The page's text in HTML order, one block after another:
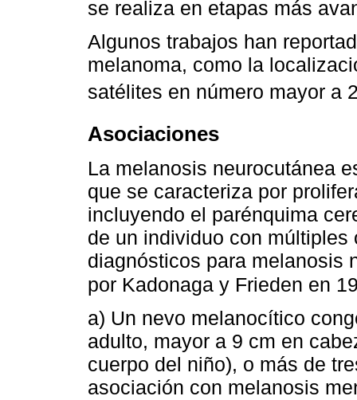
se realiza en etapas más
Algunos trabajos han
melanoma, como la
satélites en número mayor a
Asociaciones
La melanosis neurocutánea
que se caracteriza por
incluyendo el parénquima
de un individuo con
diagnósticos para melanosis
por Kadonaga y Frieden en
a) Un nevo melanocítico
adulto, mayor a 9 cm en
cuerpo del niño), o más de
asociación con melanosis